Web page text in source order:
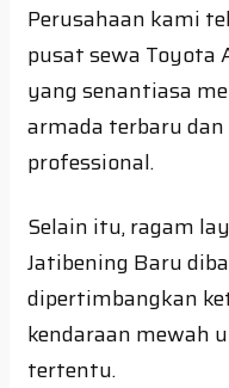
Perusahaan kami
pusat sewa Toyota
yang senantiasa
armada terbaru
professional.
Selain itu, ragam
Jatibening Baru
dipertimbangkan
kendaraan mewah
tertentu.